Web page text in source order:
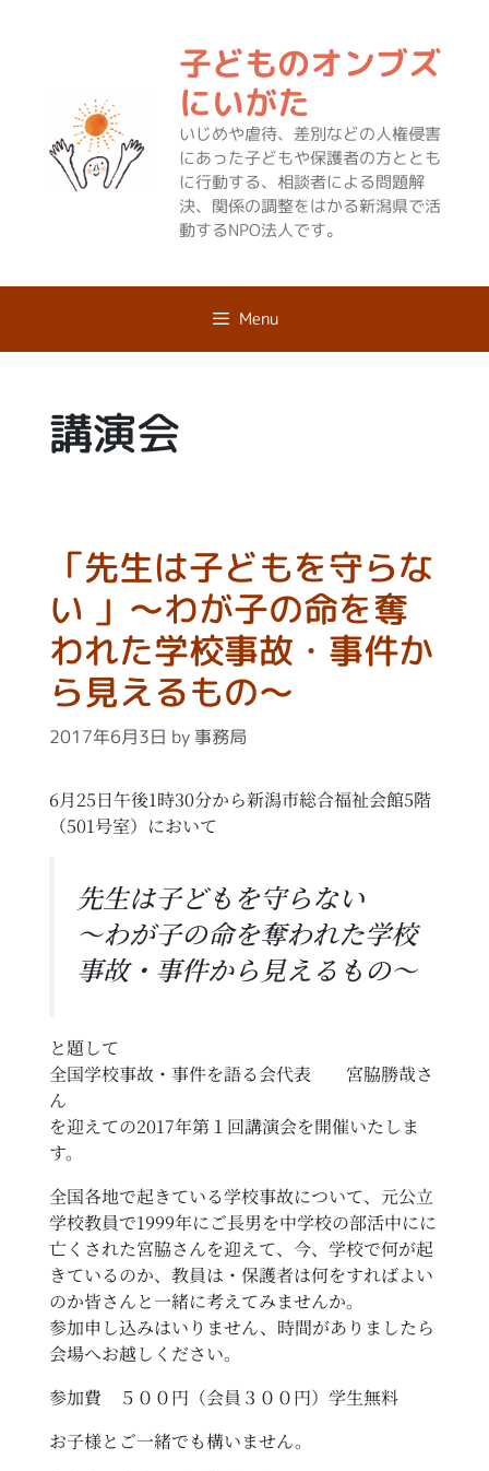
子どものオンブズ
にいがた
いじめや虐待、差別などの人権侵害
にあった子どもや保護者の方ととも
に行動する、相談者による問題解
決、関係の調整をはかる新潟県で活
動するNPO法人です。
Menu
講演会
「先生は子どもを守らな
い 」～わが子の命を奪
われた学校事故・事件か
ら見えるもの～
2017年6月3日 by 事務局
6月25日午後1時30分から新潟市総合福祉会館5階
（501号室）において
先生は子どもを守らない
～わが子の命を奪われた学校
事故・事件から見えるもの～
と題して
全国学校事故・事件を語る会代表 宮脇勝哉さ
ん
を迎えての2017年第１回講演会を開催いたしま
す。
全国各地で起きている学校事故について、元公立
学校教員で1999年にご長男を中学校の部活中にに
亡くされた宮脇さんを迎えて、今、学校で何が起
きているのか、教員は・保護者は何をすればよい
のか皆さんと一緒に考えてみませんか。
参加申し込みはいりません、時間がありましたら
会場へお越しください。
参加費 ５００円（会員３００円）学生無料
お子様とご一緒でも構いません。